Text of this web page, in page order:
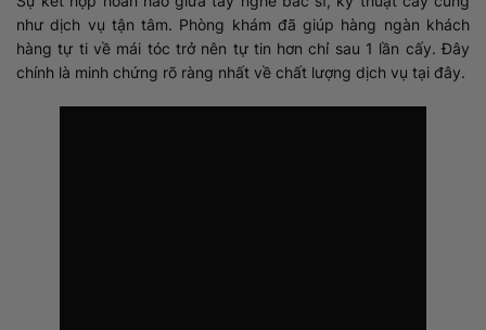
như dịch vụ tận tâm. Phòng khám đã giúp hàng ngàn khách
hàng tự ti về mái tóc trở nên tự tin hơn chỉ sau 1 lần cấy. Đây
chính là minh chứng rõ ràng nhất về chất lượng dịch vụ tại đây.